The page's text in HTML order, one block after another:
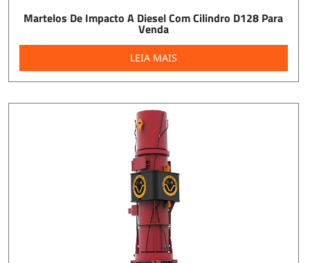
Martelos De Impacto A Diesel Com Cilindro D128 Para
Venda
LEIA MAIS